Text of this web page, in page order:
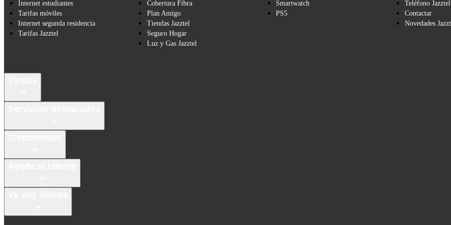
Internet estudiantes
Tarifas móviles
Internet segunda residencia
Tarifas Jazztel
Cobertura Fibra
Plan Amigo
Tiendas Jazztel
Seguro Hogar
Luz y Gas Jazztel
Smartwatch
PS5
Teléfono Jazztel
Contactar
Novedades